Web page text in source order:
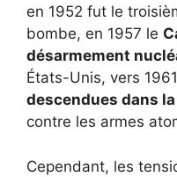
en 1952 fut le
bombe, en 1957 le
désarmement
États-Unis, vers 1961
descendues dans
contre les armes
Cependant, les